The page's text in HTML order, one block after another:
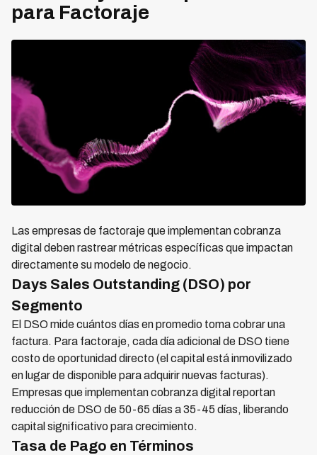
para Factoraje
Las empresas de factoraje que implementan cobranza
digital deben rastrear métricas específicas que impactan
directamente su modelo de negocio.
Days Sales Outstanding (DSO) por
Segmento
El DSO mide cuántos días en promedio toma cobrar una
factura. Para factoraje, cada día adicional de DSO tiene
costo de oportunidad directo (el capital está inmovilizado
en lugar de disponible para adquirir nuevas facturas).
Empresas que implementan cobranza digital reportan
reducción de DSO de 50-65 días a 35-45 días, liberando
capital significativo para crecimiento.
Tasa de Pago en Términos